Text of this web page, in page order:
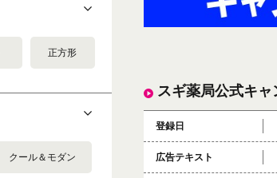
正方形
クール＆モダン
スギ薬局公式キ
登録日
広告テキスト